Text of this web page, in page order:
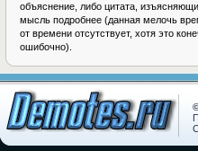
объяснение, либо цитата,
мысль подробнее (данная мелочь
от времени отсутствует, хотя это
ошибочно).